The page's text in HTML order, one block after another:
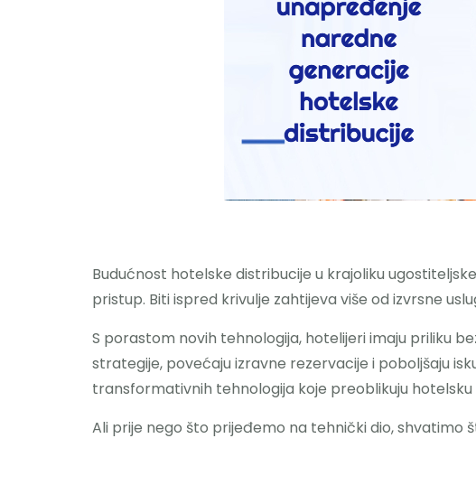
Budućnost hotelske distribucije u krajoliku
pristup. Biti ispred krivulje zahtijeva više od izvrsne
S porastom novih tehnologija, hotelijeri imaju priliku
strategije, povećaju izravne rezervacije i poboljšaju
transformativnih tehnologija koje preoblikuju hotelsku
Ali prije nego što prijeđemo na tehnički dio, shvatimo